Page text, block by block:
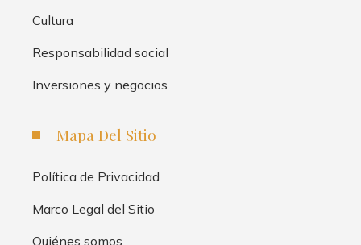
Cultura
Responsabilidad social
Inversiones y negocios
Mapa Del Sitio
Política de Privacidad
Marco Legal del Sitio
Quiénes somos